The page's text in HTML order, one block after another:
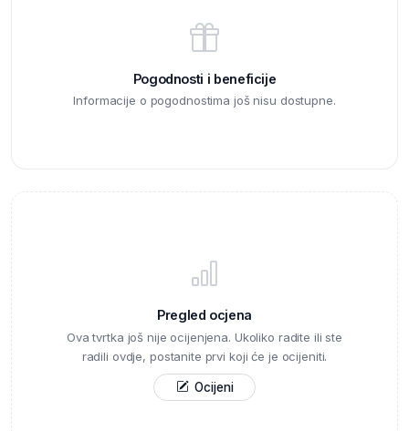
Pogodnosti i beneficije
Informacije o pogodnostima još nisu dostupne.
Pregled ocjena
Ova tvrtka još nije ocijenjena. Ukoliko radite ili ste
radili ovdje, postanite prvi koji će je ocijeniti.
Ocijeni